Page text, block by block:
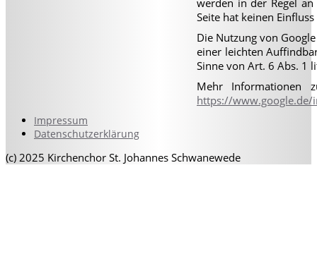
werden in der Regel
Seite hat keinen
Die Nutzung von
einer leichten
Sinne von Art. 6 Abs. 1
Mehr Informationen
https://
Impressum
Datenschutzerklärung
(c) 2025 Kirchenchor St. Johannes Schwanewede